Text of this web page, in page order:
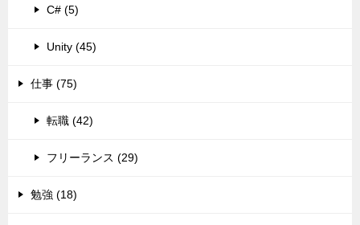
C# (5)
Unity (45)
仕事 (75)
転職 (42)
フリーランス (29)
勉強 (18)